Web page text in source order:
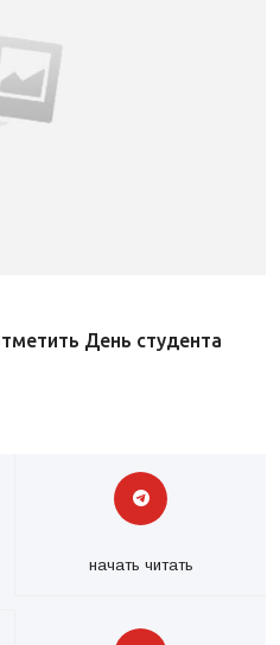
День студента
начать читать